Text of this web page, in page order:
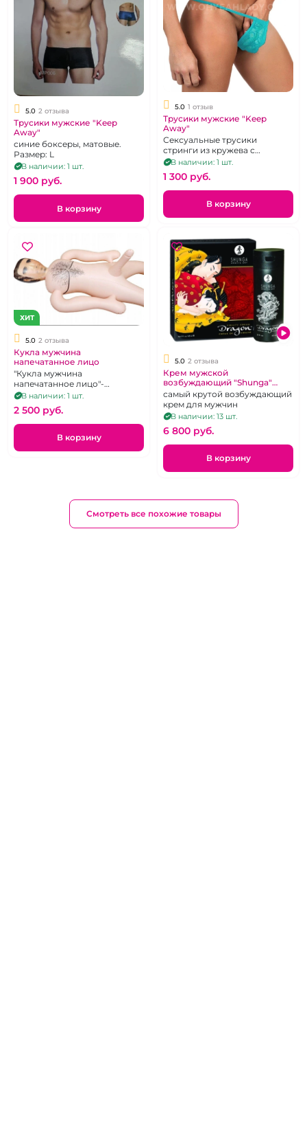
5.0 2 отзыва
Трусики мужские "Keep
Away"
синие боксеры, матовые.
Размер: L
В наличии: 1 шт.
1 900 pуб.
В корзину
5.0 1 отзыв
Трусики мужские "Keep
Away"
Сексуальные трусики
стринги из кружева с
цветочным рисунком.Размер
В наличии: 1 шт.
1 300 pуб.
В корзину
ХИТ
5.0 2 отзыва
Кукла мужчина
напечатанное лицо
"Кукла мужчина
напечатанное лицо"-
позвольте себе воплотить
самые тайные фантазии
В наличии: 1 шт.
2 500 pуб.
В корзину
5.0 2 отзыва
Крем мужской
возбуждающий "Shunga"
Дракон
самый крутой возбуждающий
крем для мужчин
В наличии: 13 шт.
6 800 pуб.
В корзину
Смотреть все похожие товары